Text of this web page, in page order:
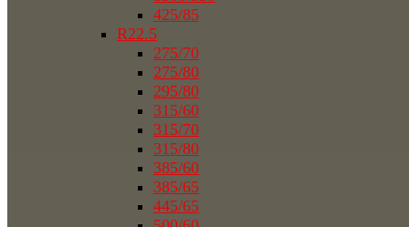
425/85
R22.5
275/70
275/80
295/80
315/60
315/70
315/80
385/60
385/65
445/65